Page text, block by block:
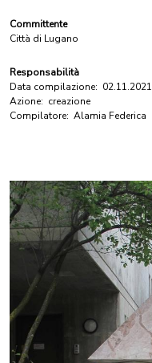
Committente
Città di Lugano
Responsabilità
Data compilazione: 02.11.2021
Azione: creazione
Compilatore: Alamia Federica